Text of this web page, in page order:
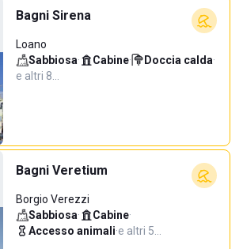
Bagni Sirena
Loano
Sabbiosa· Cabine· Doccia calda·
e altri 8…
Bagni Veretium
Borgio Verezzi
Sabbiosa· Cabine·
Accesso animali·e altri 5…